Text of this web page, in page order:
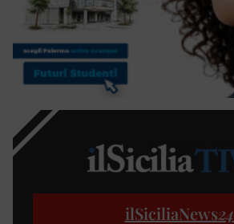
ilSiciliaNews24